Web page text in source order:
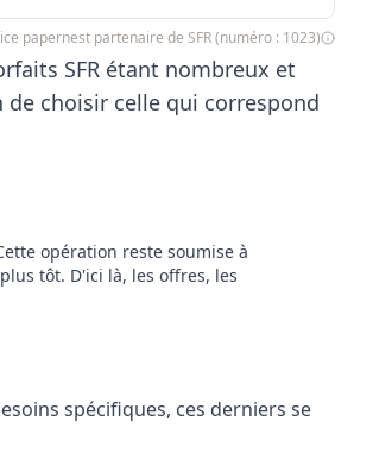
papernest partenaire de SFR (numéro : 1023)
SFR étant nombreux et
choisir celle qui correspond
opération reste soumise à
tôt. D'ici là, les offres, les
spécifiques, ces derniers se